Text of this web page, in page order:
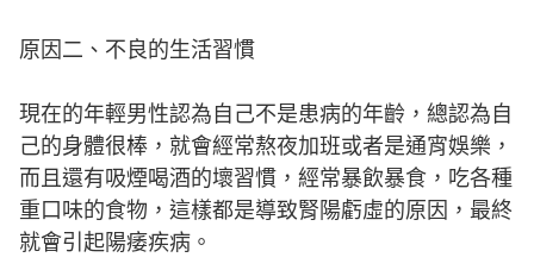
原因二、不良的生活習慣
現在的年輕男性認為自己不是患病的年齡，總認為自
己的身體很棒，就會經常熬夜加班或者是通宵娛樂，
而且還有吸煙喝酒的壞習慣，經常暴飲暴食，吃各種
重口味的食物，這樣都是導致腎陽虧虛的原因，最終
就會引起陽痿疾病。